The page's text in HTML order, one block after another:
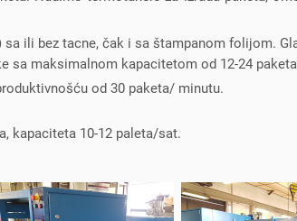
ili bez tacne, čak i sa štampanom folijom.
sa maksimalnom kapacitetom od 12-24
od 30 paketa/ minutu.
kapaciteta 10-12 paleta/sat.